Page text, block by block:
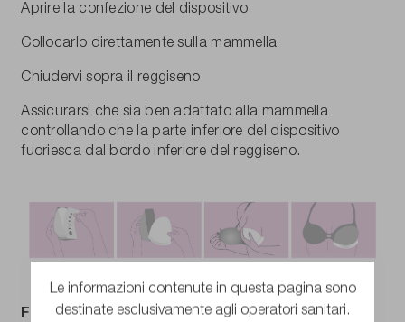
Aprire la confezione del dispositivo
Collocarlo direttamente sulla mammella
Chiudervi sopra il reggiseno
Assicurarsi che sia ben adattato alla mammella
controllando che la parte inferiore del dispositivo
fuoriesca dal bordo inferiore del reggiseno.
FORMATI DISPONIBILI
Le informazioni contenute in questa pagina sono
destinate esclusivamente agli operatori sanitari.